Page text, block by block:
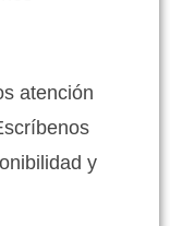
atención
y